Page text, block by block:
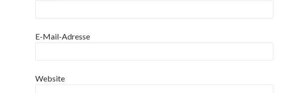
E-Mail-Adresse
Website